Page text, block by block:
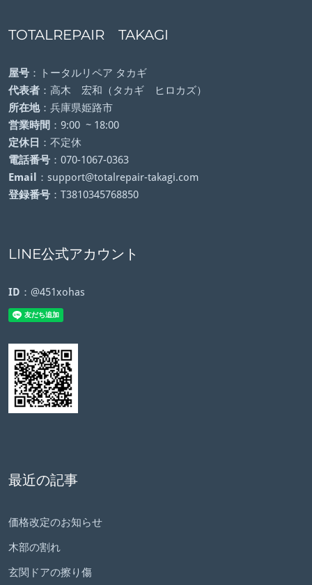
TOTALREPAIR TAKAGI
屋号 ：トータルリペア タカギ
代表者 ：高木 宏和（タカギ ヒロカズ）
所在地：兵庫県姫路市
営業時間 ：9:00 ~ 18:00
定休日 ：不定休
電話番号 ：070-1067-0363
Email
：support@totalrepair-takagi.com
登録番号 ：T3810345768850
LINE公式アカウント
ID ：@451xohas
最近の記事
価格改定のお知らせ
木部の割れ
玄関ドアの擦り傷